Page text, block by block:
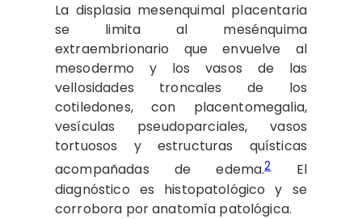
La displasia mesenquimal placentaria
se limita al mesénquima
extraembrionario que envuelve al
mesodermo y los vasos de las
vellosidades troncales de los
cotiledones, con placentomegalia,
vesículas pseudoparciales, vasos
tortuosos y estructuras quísticas
acompañadas de edema.2El
diagnóstico es histopatológico y se
corrobora por anatomía patológica.